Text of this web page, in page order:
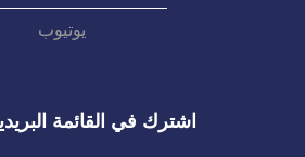
يوتيوب
اشترك في القائمة